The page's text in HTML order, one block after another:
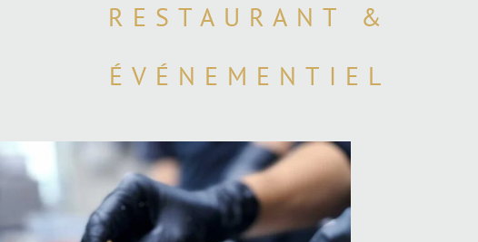
RESTAURANT &
ÉVÉNEMENTIEL